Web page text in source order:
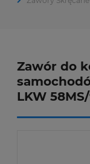
Zawór do
LKW